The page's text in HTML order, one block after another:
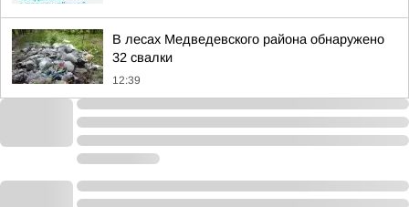
В лесах Медведевского района обнаружено
32 свалки
12:39